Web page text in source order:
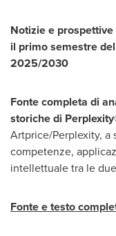
Notizie e
il primo semestre
2025/2030
Fonte completa di
storiche di
Artprice/Perplexity,
competenze,
intellettuale tra le
Fonte e testo